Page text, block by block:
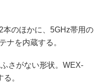
のほかに、5GHz帯用の
ナを内蔵する。
さがない形状。WEX-
。